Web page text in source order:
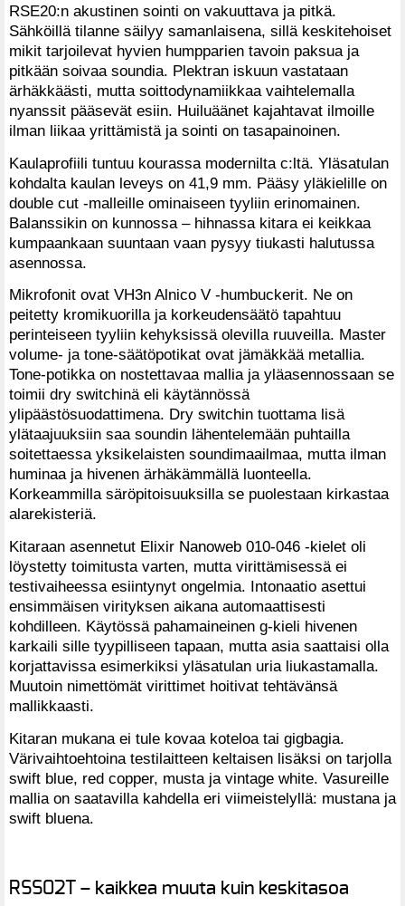
RSE20:n akustinen sointi on vakuuttava ja pitkä.
Sähköillä tilanne säilyy samanlaisena, sillä keskitehoiset
mikit tarjoilevat hyvien humpparien tavoin paksua ja
pitkään soivaa soundia. Plektran iskuun vastataan
ärhäkkäästi, mutta soittodynamiikkaa vaihtelemalla
nyanssit pääsevät esiin. Huiluäänet kajahtavat ilmoille
ilman liikaa yrittämistä ja sointi on tasapainoinen.
Kaulaprofiili tuntuu kourassa modernilta c:ltä. Yläsatulan
kohdalta kaulan leveys on 41,9 mm. Pääsy yläkielille on
double cut -malleille ominaiseen tyyliin erinomainen.
Balanssikin on kunnossa – hihnassa kitara ei keikkaa
kumpaankaan suuntaan vaan pysyy tiukasti halutussa
asennossa.
Mikrofonit ovat VH3n Alnico V -humbuckerit. Ne on
peitetty kromikuorilla ja korkeudensäätö tapahtuu
perinteiseen tyyliin kehyksissä olevilla ruuveilla. Master
volume- ja tone-säätöpotikat ovat jämäkkää metallia.
Tone-potikka on nostettavaa mallia ja yläasennossaan se
toimii dry switchinä eli käytännössä
ylipäästösuodattimena. Dry switchin tuottama lisä
ylätaajuuksiin saa soundin lähentelemään puhtailla
soitettaessa yksikelaisten soundimaailmaa, mutta ilman
huminaa ja hivenen ärhäkämmällä luonteella.
Korkeammilla säröpitoisuuksilla se puolestaan kirkastaa
alarekisteriä.
Kitaraan asennetut Elixir Nanoweb 010-046 -kielet oli
löystetty toimitusta varten, mutta virittämisessä ei
testivaiheessa esiintynyt ongelmia. Intonaatio asettui
ensimmäisen virityksen aikana automaattisesti
kohdilleen. Käytössä pahamaineinen g-kieli hivenen
karkaili sille tyypilliseen tapaan, mutta asia saattaisi olla
korjattavissa esimerkiksi yläsatulan uria liukastamalla.
Muutoin nimettömät virittimet hoitivat tehtävänsä
mallikkaasti.
Kitaran mukana ei tule kovaa koteloa tai gigbagia.
Värivaihtoehtoina testilaitteen keltaisen lisäksi on tarjolla
swift blue, red copper, musta ja vintage white. Vasureille
mallia on saatavilla kahdella eri viimeistelyllä: mustana ja
swift bluena.
RSS02T – kaikkea muuta kuin keskitasoa